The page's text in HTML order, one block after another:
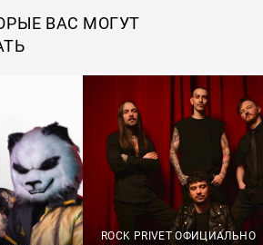
ВАС МОГУТ
ROCK PRIVET ОФИЦИАЛЬНО